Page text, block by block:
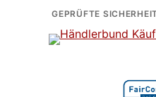
GEPRÜFTE